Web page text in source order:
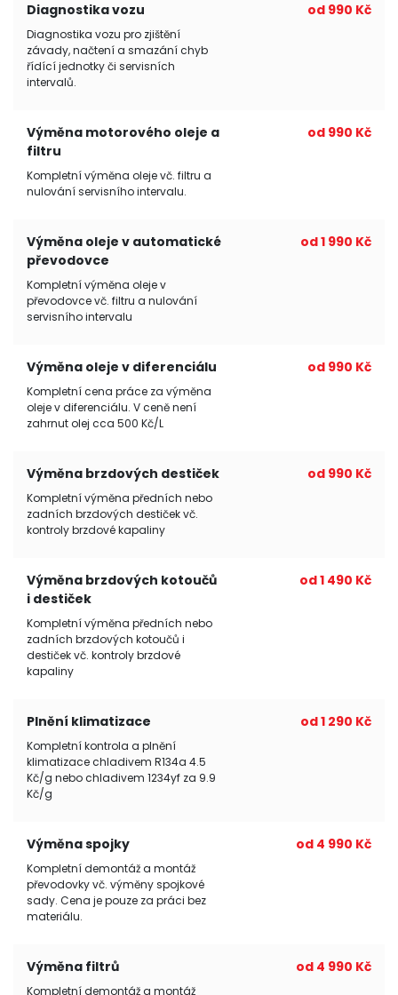
Diagnostika vozu
Diagnostika vozu pro zjištění
závady, načtení a smazání chyb
řídící jednotky či servisních
intervalů.
od 990 Kč
Výměna motorového oleje a
filtru
Kompletní výměna oleje vč. filtru a
nulování servisního intervalu.
od 990 Kč
Výměna oleje v automatické
převodovce
Kompletní výměna oleje v
převodovce vč. filtru a nulování
servisního intervalu
od 1 990 Kč
Výměna oleje v diferenciálu
Kompletní cena práce za výměna
oleje v diferenciálu. V ceně není
zahrnut olej cca 500 Kč/L
od 990 Kč
Výměna brzdových destiček
Kompletní výměna předních nebo
zadních brzdových destiček vč.
kontroly brzdové kapaliny
od 990 Kč
Výměna brzdových kotoučů
i destiček
Kompletní výměna předních nebo
zadních brzdových kotoučů i
destiček vč. kontroly brzdové
kapaliny
od 1 490 Kč
Plnění klimatizace
Kompletní kontrola a plnění
klimatizace chladivem R134a 4.5
Kč/g nebo chladivem 1234yf za 9.9
Kč/g
od 1 290 Kč
Výměna spojky
Kompletní demontáž a montáž
převodovky vč. výměny spojkové
sady. Cena je pouze za práci bez
materiálu.
od 4 990 Kč
Výměna filtrů
Kompletní demontáž a montáž
od 4 990 Kč